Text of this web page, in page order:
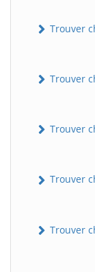
Trouver
Trouver
Trouver
Trouver
Trouver